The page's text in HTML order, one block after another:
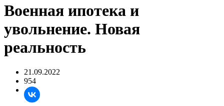
Военная ипотека и
увольнение. Новая
реальность
21.09.2022
954